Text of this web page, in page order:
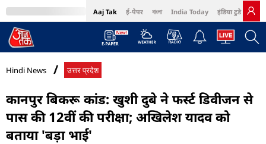
Aaj Tak ई-पेपर বাংলা India Today इंडिया टुडे हिंदी
MumbaiTak Cosmopolitan Harper's Bazaar Northeast
Hindi News उत्तर प्रदेश
कानपुर बिकरू कांड: खुशी दुबे ने फर्स्ट डिवीजन से
पास की 12वीं की परीक्षा; अखिलेश यादव को
बताया 'बड़ा भाई'